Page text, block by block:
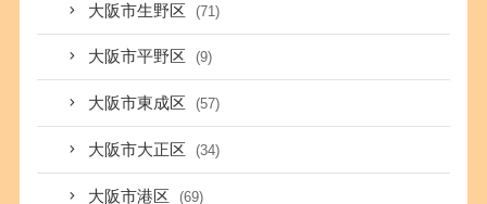
大阪市生野区 (71)
大阪市平野区 (9)
大阪市東成区 (57)
大阪市大正区 (34)
大阪市港区 (69)